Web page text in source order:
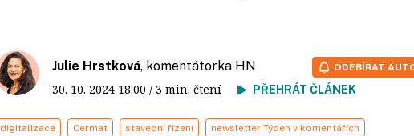
Julie Hrstková, komentátorka HN
30. 10. 2024 18:00 / 3 min. čtení PŘEHRÁT ČLÁNEK
ODEBÍRAT
digitalizace Cermat stavební řízení newsletter Týden v komentářích